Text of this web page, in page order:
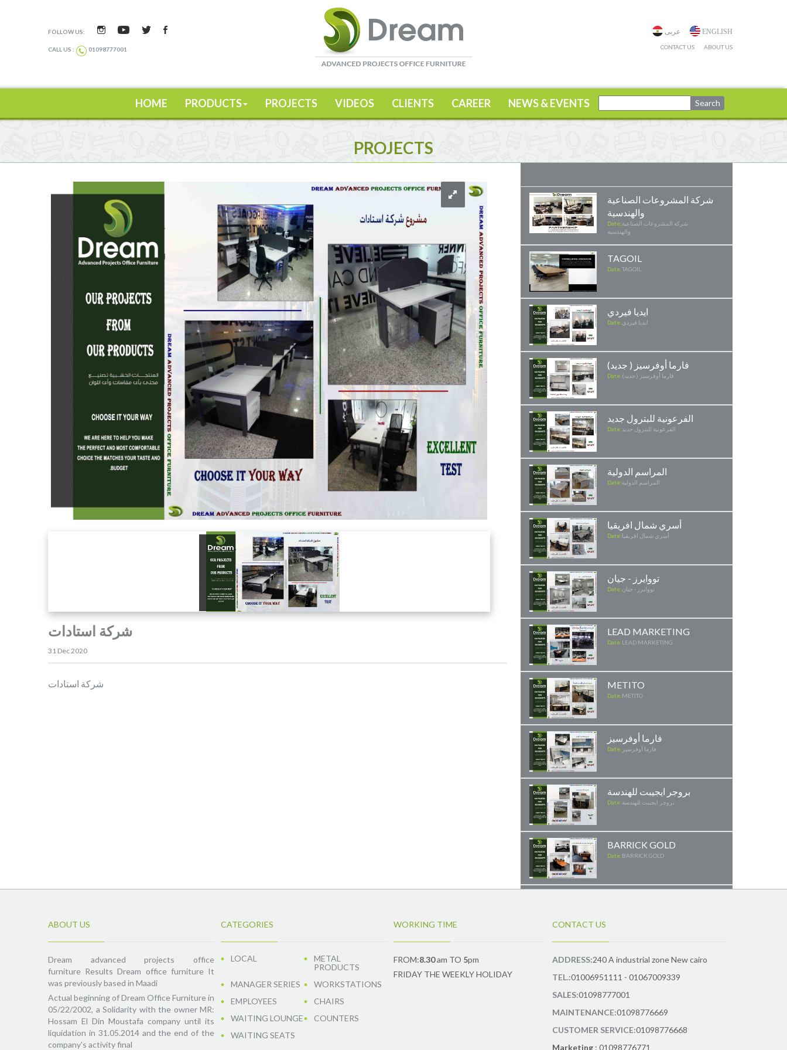
FOLLOW US:
CALL US : 01098777001
ENGLISH عربى
ABOUT US
CONTACT US
HOME PRODUCTS PROJECTS VIDEOS CLIENTS CAREER NEWS & EVENTS
PROJECTS
شركة المشروعات الصناعية
والهندسية
Date:شركة المشروعات الصناعية
والهندسية
TAGOIL
Date:TAGOIL
ايديا فيردي
Date:ايديا فيردي
فارما أوفرسيز ( جديد)
Date:فارما أوفرسيز ( جديد)
الفرعونية للبترول جديد
Date: الفرعونية للبترول جديد
المراسم الدولية
Date:المراسم الدولية
أسري شمال افريقيا
Date:أسري شمال افريقيا
تووايرز - جيان
Date:تووايرز - جيان
LEAD MARKETING
Date:LEAD MARKETING
METITO
Date:METITO
فارما أوفرسيز
Date: فارما أوفرسيز
بروجر ايجيبت للهندسة
Date:بروجر ايجيبت للهندسة
BARRICK GOLD
Date:BARRICK GOLD
Date:مشروع بي فيت بالم هيلز
Date:TCI
شركة استادات
31 Dec 2020
شركة استادات
ABOUT US
Dream advanced projects office
furniture Results Dream office furniture It
was previously based in Maadi
Actual beginning of Dream Office Furniture in
05/22/2002, a Solidarity with the owner MR:
Hossam El Din Moustafa company until its
liquidation in 31.05.2014 and the end of the
company's activity final
CATEGORIES
LOCAL
METAL
PRODUCTS
MANAGER SERIES
WORKSTATIONS
EMPLOYEES
CHAIRS
WAITING LOUNGE
COUNTERS
WAITING SEATS
WORKING TIME
FROM:8.30am TO 5pm
FRIDAY THE WEEKLY HOLIDAY
CONTACT US
ADDRESS:240 A industrial zone New cairo
TEL.:01006951111 - 01067009339
SALES:01098777001
MAINTENANCE:01098776669
CUSTOMER SERVICE:01098776668
Marketing : 01098776771